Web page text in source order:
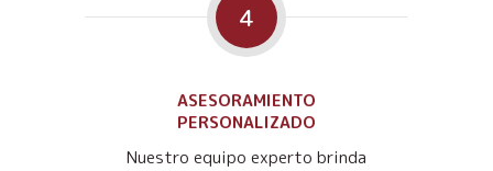
4
ASESORAMIENTO
PERSONALIZADO
Nuestro equipo experto brinda